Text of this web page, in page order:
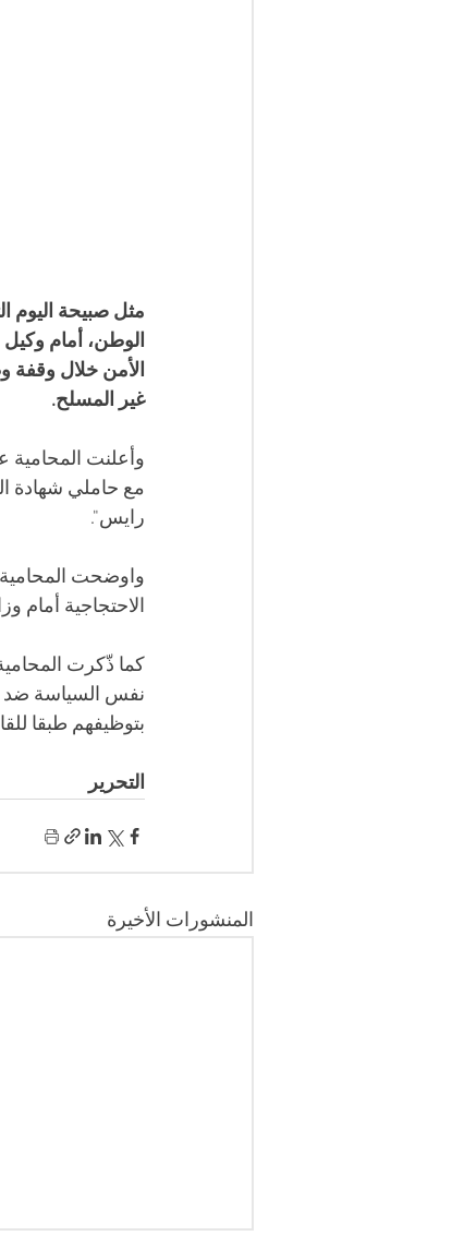
الوطن، أمام وكيل
الأمن خلال وقفة
غير المسلح.
وأعلنت المحامية
مع حاملي شهادة
رايس".
الاحتجاجية أمام
كما ذّكرت
نفس السياسة ضد
بتوظيفهم طبقا
التحرير
المنشورات الأخيرة